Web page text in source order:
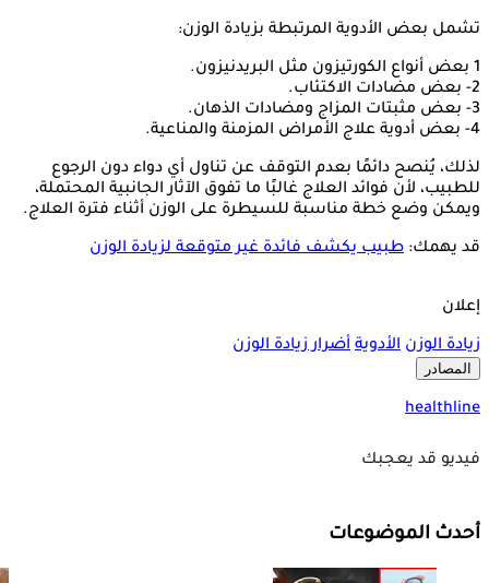
تشمل بعض الأدوية المرتبطة بزيادة الوزن:
1 بعض أنواع الكورتيزون مثل البريدنيزون.
2- بعض مضادات الاكتئاب.
3- بعض مثبتات المزاج ومضادات الذهان.
4- بعض أدوية علاج الأمراض المزمنة والمناعية.
لذلك، يُنصح دائمًا بعدم التوقف عن تناول أي دواء دون الرجوع
للطبيب، لأن فوائد العلاج غالبًا ما تفوق الآثار الجانبية المحتملة،
ويمكن وضع خطة مناسبة للسيطرة على الوزن أثناء فترة العلاج.
قد يهمك: طبيب يكشف فائدة غير متوقعة لزيادة الوزن
إعلان
زيادة الوزن الأدوية أضرار زيادة الوزن
المصادر
healthline
فيديو قد يعجبك
أحدث الموضوعات